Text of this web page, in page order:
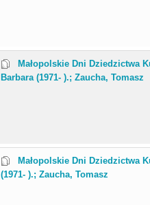
Małopolskie Dni Dziedzictwa
Barbara (1971- ).; Zaucha, Tomasz
Małopolskie Dni Dziedzictwa
(1971- ).; Zaucha, Tomasz